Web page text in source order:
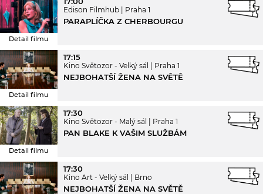
Detail filmu
Edison Filmhub Praha 1
PARAPLÍČKA Z CHERBOURGU
Detail filmu
17:15
Kino Světozor - Velký sál Praha 1
NEJBOHATŠÍ ŽENA NA SVĚTĚ
Detail filmu
17:30
Kino Světozor - Malý sál Praha 1
PAN BLAKE K VAŠIM SLUŽBÁM
17:30
Kino Art - Velký sál Brno
NEJBOHATŠÍ ŽENA NA SVĚTĚ